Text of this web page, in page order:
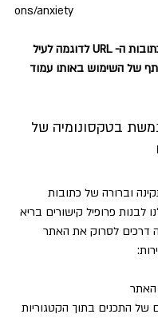
ons/anxiety
שימו לב כיצד כל כתובות ה- URL לדוגמה לעיל
של השימוש באותו עמוד
בטקסונומיה של
וברורה של כתובות
לבנות פרופיל קישורים בריא
דרכים לסרוק את האתר
של התכנים בתוך הקטגוריות